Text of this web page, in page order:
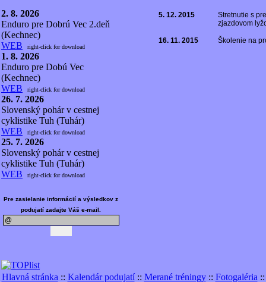
2. 8. 2026
Enduro pre Dobrú Vec 2.deň
(Kechnec)
WEB
right-click for download
1. 8. 2026
Enduro pre Dobú Vec
(Kechnec)
WEB
right-click for download
26. 7. 2026
Slovenský pohár v cestnej
cyklistike Tuh (Tuhár)
WEB
right-click for download
25. 7. 2026
Slovenský pohár v cestnej
cyklistike Tuh (Tuhár)
WEB
right-click for download
Pre zasielanie informácií a výsledkov z
podujatí zadajte Váš e-mail.
5. 12. 2015
Stretnutie s
zjazdovom
16. 11. 2015 Školenie na
Hlavná stránka :: Kalendár podujatí:: Merané tréningy:: Fotogaléria